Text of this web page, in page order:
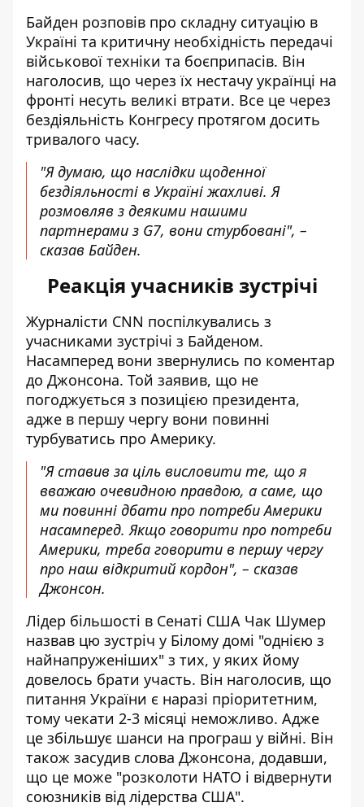
Байден розповів про складну ситуацію в
Україні та критичну необхідність передачі
військової техніки та боєприпасів. Він
наголосив, що через їх нестачу українці на
фронті несуть великі втрати. Все це через
бездіяльність Конгресу протягом досить
тривалого часу.
"Я думаю, що наслідки щоденної
бездіяльності в Україні жахливі. Я
розмовляв з деякими нашими
партнерами з G7, вони стурбовані", –
сказав Байден.
Реакція учасників зустрічі
Журналісти CNN поспілкувались з
учасниками зустрічі з Байденом.
Насамперед вони звернулись по коментар
до Джонсона. Той заявив, що не
погоджується з позицією президента,
адже в першу чергу вони повинні
турбуватись про Америку.
"Я ставив за ціль висловити те, що я
вважаю очевидною правдою, а саме, що
ми повинні дбати про потреби Америки
насамперед. Якщо говорити про потреби
Америки, треба говорити в першу чергу
про наш відкритий кордон", – сказав
Джонсон.
Лідер більшості в Сенаті США Чак Шумер
назвав цю зустріч у Білому домі "однією з
найнапруженіших" з тих, у яких йому
довелось брати участь. Він наголосив, що
питання України є наразі пріоритетним,
тому чекати 2-3 місяці неможливо. Адже
це збільшує шанси на програш у війні. Він
також засудив слова Джонсона, додавши,
що це може "розколоти НАТО і відвернути
союзників від лідерства США".